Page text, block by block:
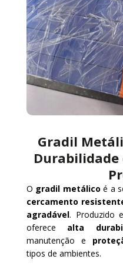
Gradil
Durabilidade
O gradil metálico é a
cercamento
agradável. Produzido
oferece alta
manutenção e
tipos de ambientes.